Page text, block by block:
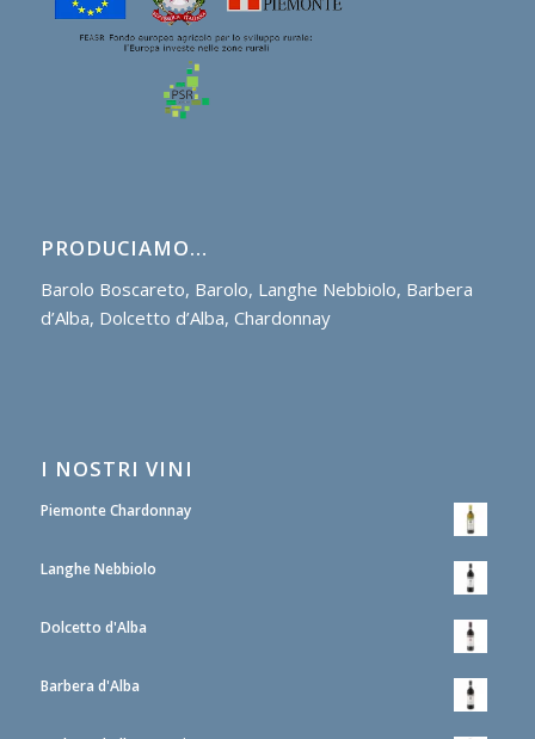
PRODUCIAMO…
Barolo Boscareto, Barolo, Langhe Nebbiolo, Barbera
d’Alba, Dolcetto d’Alba, Chardonnay
I NOSTRI VINI
Piemonte Chardonnay
Langhe Nebbiolo
Dolcetto d'Alba
Barbera d'Alba